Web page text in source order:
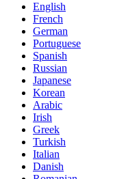
English
French
German
Portuguese
Spanish
Russian
Japanese
Korean
Arabic
Irish
Greek
Turkish
Italian
Danish